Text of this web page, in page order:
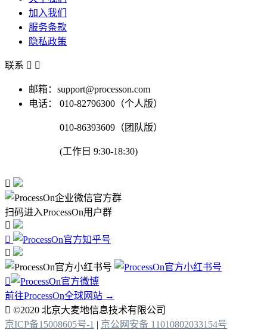
加入我们
服务条款
隐私政策
联系  
邮箱：support@processon.com
电话：
010-82796300（个人版）
010-86393609（团队版）
(工作日 9:30-18:30)

扫码进入ProcessOn用户群




前往ProcessOn全球网站 →
 ©2020 北京大麦地信息技术有限公司
京ICP备15008605号-1 | 京公网安备 11010802033154号